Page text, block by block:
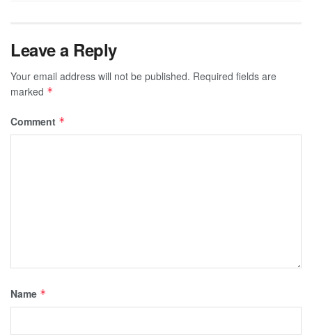
Leave a Reply
Your email address will not be published. Required fields are
marked *
Comment *
Name *